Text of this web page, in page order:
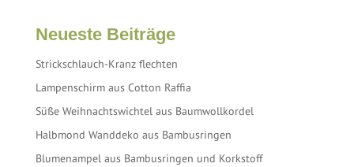
Neueste Beiträge
Strickschlauch-Kranz flechten
Lampenschirm aus Cotton Raffia
Süße Weihnachtswichtel aus Baumwollkordel
Halbmond Wanddeko aus Bambusringen
Blumenampel aus Bambusringen und Korkstoff